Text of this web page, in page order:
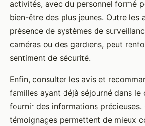
activités, avec du personnel formé
bien-être des plus jeunes. Outre les
présence de systèmes de
caméras ou des gardiens, peut
sentiment de sécurité.
Enfin, consulter les avis et
familles ayant déjà séjourné dans le
fournir des informations précieuses.
témoignages permettent de mieux